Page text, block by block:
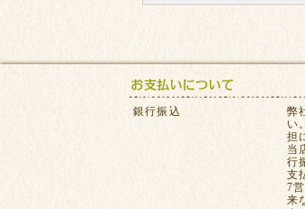
銀行振込
弊
い
担
当
行
支
7
来